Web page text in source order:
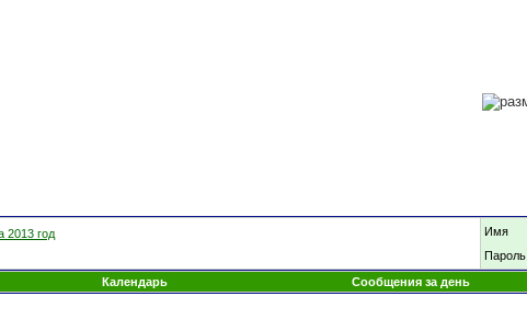
2013 год Имя
Пароль
Календарь Сообщения за день